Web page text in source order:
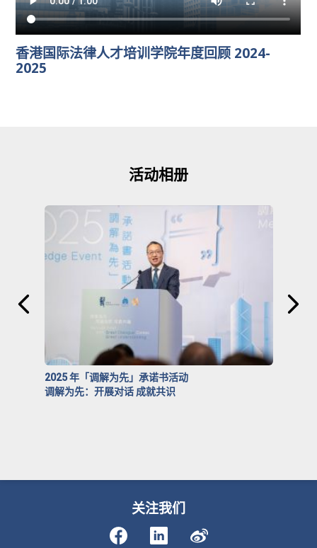
香港国际法律人才培训学院年度回顾 2024-
2025
活动相册
2025 年「调解为先」承诺书活动
调解为先：开展对话 成就共识
关注我们